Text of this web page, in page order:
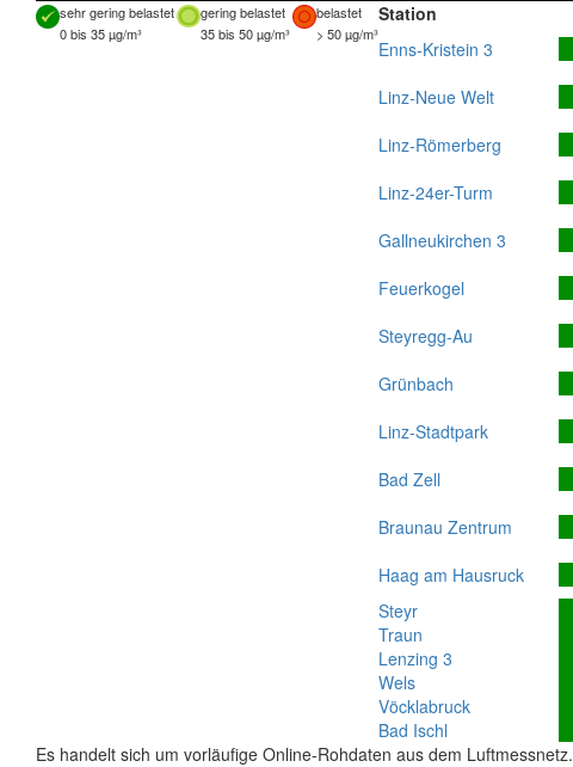
sehr gering belastet gering belastet
belastet
0 bis 35 µg/m³
35 bis 50 µg/m³ > 50 µg/m³
Station
Enns-Kristein 3
Linz-Neue Welt
Linz-Römerberg
Linz-24er-Turm
Gallneukirchen 3
Feuerkogel
Steyregg-Au
Grünbach
Linz-Stadtpark
Bad Zell
Braunau Zentrum
Haag am Hausruck
Steyr
Traun
Lenzing 3
Wels
Vöcklabruck
Bad Ischl
Es handelt sich um vorläufige Online-Rohdaten aus dem Luftmessnetz.